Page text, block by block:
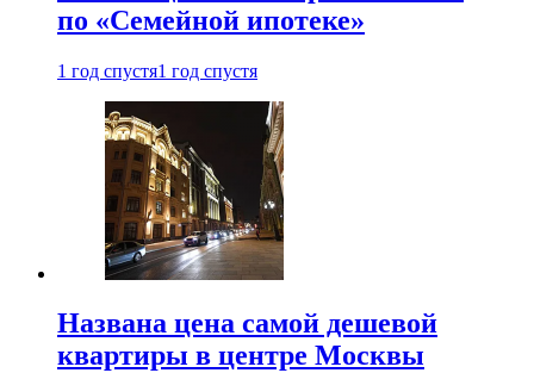
по «Семейной ипотеке»
1 год спустя1 год спустя
Названа цена самой дешевой
квартиры в центре Москвы